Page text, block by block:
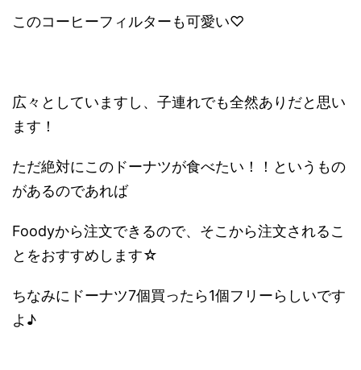
このコーヒーフィルターも可愛い♡
広々としていますし、子連れでも全然ありだと思い
ます！
ただ絶対にこのドーナツが食べたい！！というもの
があるのであれば
Foodyから注文できるので、そこから注文されるこ
とをおすすめします☆
ちなみにドーナツ7個買ったら1個フリーらしいです
よ♪